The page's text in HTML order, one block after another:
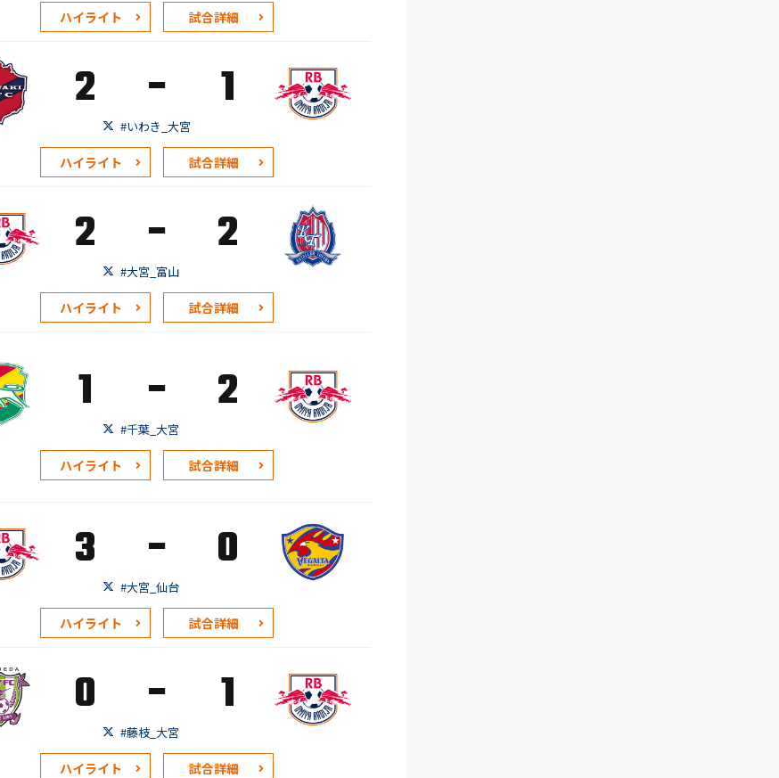
ハイライト 試合詳細
2 - 1
#いわき_大宮
ハイライト 試合詳細
2 - 2
#大宮_富山
ハイライト 試合詳細
1 - 2
#千葉_大宮
ハイライト 試合詳細
3 - 0
#大宮_仙台
ハイライト 試合詳細
0 - 1
#藤枝_大宮
ハイライト 試合詳細